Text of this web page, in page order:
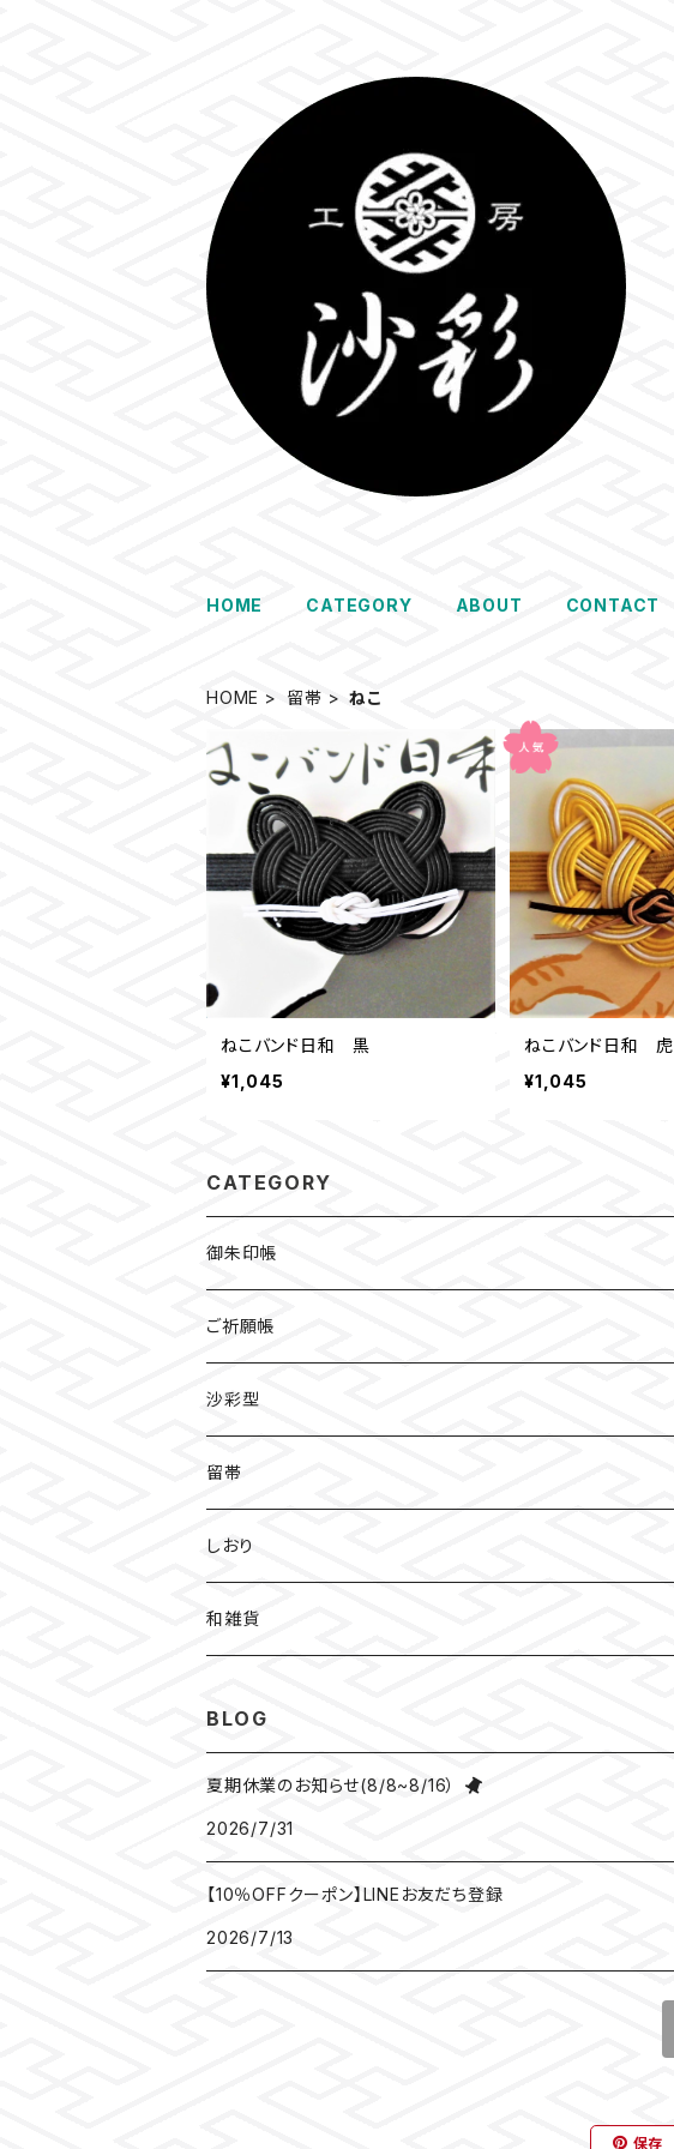
HOME CATEGORY ABOUT CONTACT
HOME 留帯 ねこ
ねこバンド日和 黒
¥1,045
ねこバンド日和 虎
¥1,045
CATEGORY
御朱印帳
檜
伏見稲荷
友禅
明智光秀
和装
北条義時
ご祈願帳
沙彩型
留帯
ちりめん
水引
しおり
ちりめん
和雑貨
プレート
BLOG
夏期休業のお知らせ(8/8~8/16）
2026/7/31
【10％OFFクーポン】LINEお友だち登録
2026/7/13
保存